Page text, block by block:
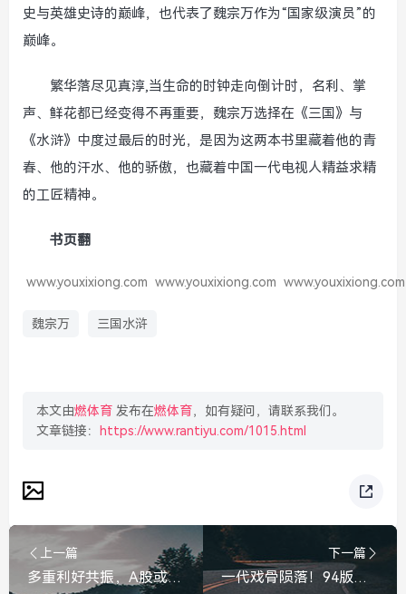
史与英雄史诗的巅峰，也代表了魏宗万作为“国家级演员”的
巅峰。
繁华落尽见真淳,当生命的时钟走向倒计时，名利、掌
声、鲜花都已经变得不再重要，魏宗万选择在《三国》与
《水浒》中度过最后的时光，是因为这两本书里藏着他的青
春、他的汗水、他的骄傲，也藏着中国一代电视人精益求精
的工匠精神。
书页翻
www.youxixiong.com www.youxixiong.com www.youxixiong.com
魏宗万 三国水浒
本文由燃体育 发布在燃体育，如有疑问，请联系我们。
文章链接：
https://www.rantiyu.com/1015.html
上一篇
多重利好共振，A股或将重返强势格局，多重利好共振，A股强势行情有望重启！
下一篇
一代戏骨陨落！94版三国演义司马懿饰演者魏宗万辞世，经典成绝唱，痛别！94版三国演义司马懿魏宗万辞世，一代戏骨经典成绝唱